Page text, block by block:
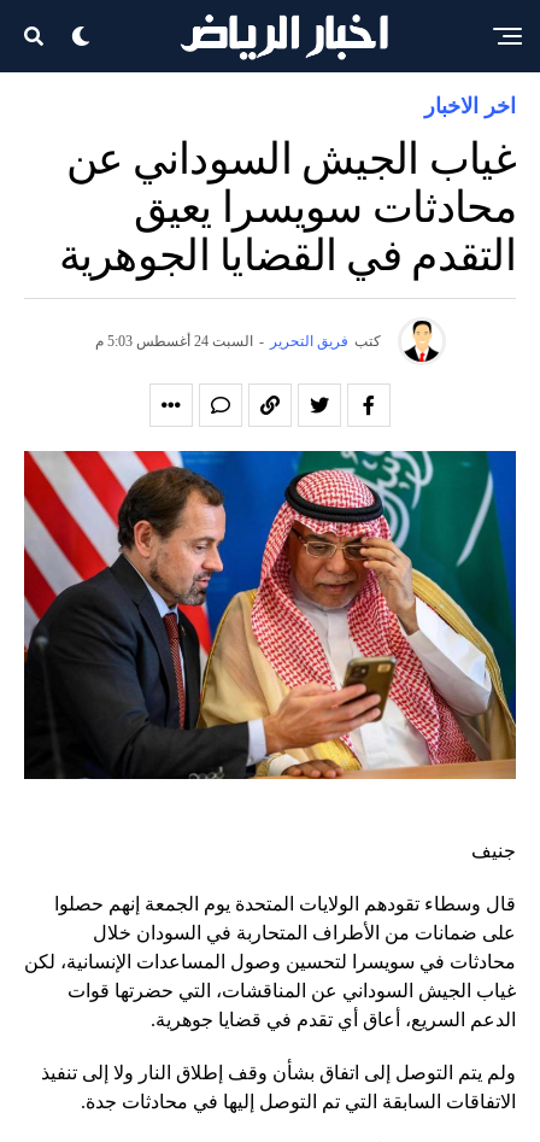
اخر الاخبار
غياب الجيش السوداني عن
محادثات سويسرا يعيق
التقدم في القضايا الجوهرية
كتب فريق التحرير - السبت 24 أغسطس 5:03 م
جنيف
قال وسطاء تقودهم الولايات المتحدة يوم الجمعة إنهم حصلوا
على ضمانات من الأطراف المتحاربة في السودان خلال
محادثات في سويسرا لتحسين وصول المساعدات الإنسانية، لكن
غياب الجيش السوداني عن المناقشات، التي حضرتها قوات
الدعم السريع، أعاق أي تقدم في قضايا جوهرية.
ولم يتم التوصل إلى اتفاق بشأن وقف إطلاق النار ولا إلى تنفيذ
الاتفاقات السابقة التي تم التوصل إليها في محادثات جدة.